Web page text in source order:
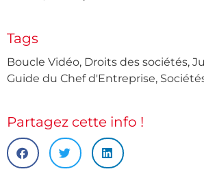
Tags
Boucle Vidéo, Droits des sociétés,
Guide du Chef d'Entreprise,
Partagez cette info !